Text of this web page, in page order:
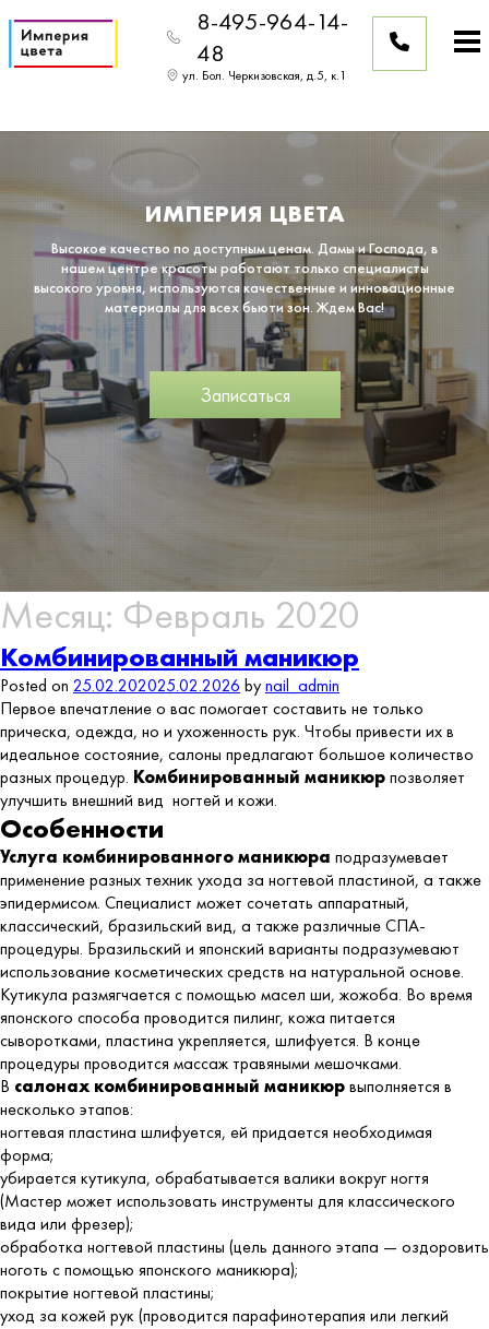
8-495-964-14-
48
ул. Бол. Черкизовская, д.5, к.1
ИМПЕРИЯ ЦВЕТА
Высокое качество по доступным ценам. Дамы и Господа, в
нашем центре красоты работают только специалисты
высокого уровня, используются качественные и инновационные
материалы для всех бьюти зон. Ждем Вас!
Записаться
Месяц: Февраль 2020
Комбинированный маникюр
Posted on 25.02.202025.02.2026 bynail_admin
Первое впечатление о вас помогает составить не только
прическа, одежда, но и ухоженность рук. Чтобы привести их в
идеальное состояние, салоны предлагают большое количество
разных процедур. Комбинированный маникюрпозволяет
улучшить внешний вид ногтей и кожи.
Особенности
Услуга комбинированного маникюра подразумевает
применение разных техник ухода за ногтевой пластиной, а также
эпидермисом. Специалист может сочетать аппаратный,
классический, бразильский вид, а также различные СПА-
процедуры. Бразильский и японский варианты подразумевают
использование косметических средств на натуральной основе.
Кутикула размягчается с помощью масел ши, жожоба. Во время
японского способа проводится пилинг, кожа питается
сыворотками, пластина укрепляется, шлифуется. В конце
процедуры проводится массаж травяными мешочками.
В салонах комбинированный маникюрвыполняется в
несколько этапов:
ногтевая пластина шлифуется, ей придается необходимая
форма;
убирается кутикула, обрабатывается валики вокруг ногтя
(Мастер может использовать инструменты для классического
вида или фрезер);
обработка ногтевой пластины (цель данного этапа — оздоровить
ноготь с помощью японского маникюра);
покрытие ногтевой пластины;
уход за кожей рук (проводится парафинотерапия или легкий